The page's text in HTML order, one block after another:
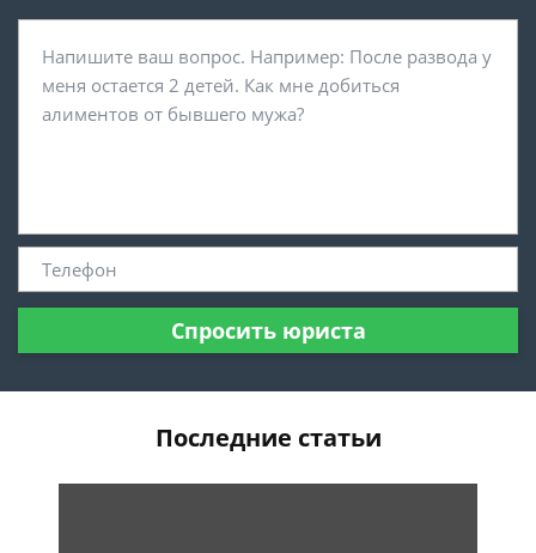
Спросить юриста
Последние статьи